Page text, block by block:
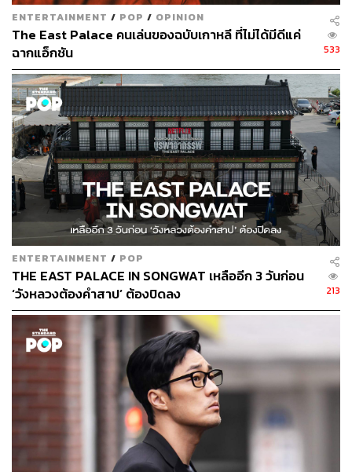
อันโกอึน สาวนักแฮ็กไปเริ่มงานใหม่เป็นตำรวจ ซึ่งในช่วงเปิด
อีพีแรกๆ คงมีการย้อนเหตุการณ์ให้ได้รู้กันว่า เหตุใดเธอจึงไป
สวมเครื่องแบบตำรวจ และเธอจะกลับมาร่วมทีมแท็กซี่สายรุ้ง
อีกครั้งหรือไม่
รถแท็กซี่ใน Taxi Driver 2 รุ่นไหน แบรนด์อะไร?
Taxi Driver 2เปิดตัวโปสเตอร์แรกด้วยภาพรถแท็กซี่สีดำ
Hyundai Dynasty ที่ใช้ในการถ่ายทำซีซัน 1 เช่นเคย แต่ที่น่า
สนใจก็คือ ในซีซัน 2 จะมีการใช้รถยนต์รุ่น Hyundai
Genesis ร่วมด้วย (Hyundai Dynasty เป็นรถยนต์ในปี 1996
และ Hyundai Genesis เป็นรถยนต์ในปี 2008)
นักเขียนคนเดิมที่กลับมาใหม่
Taxi Driver ในซีซันแรก ถ้ายังจำกันได้นับตั้งแต่อีพี 11-16 ได้
มีการเปลี่ยนตัวนักเขียนบท จากนักเขียนโอซังโฮ ไปเป็นนัก
เขียนอีจีฮยอน เนื่องจากความคิดเห็นที่แตกต่างกัน แต่ถึง
อย่างนั้นก็ไม่ได้สร้างผลกระทบให้กับเรื่องราว ทั้งยังทำเรตติ้ง
ทั่วประเทศได้สูงสุด 16% ซึ่งในซีรีส์Taxi Driver
2 นักเขียนโอ
ซังโฮจะเป็นนักเขียนหลักตลอดซีซัน
ส่วนต่อขยายจากเว็บตูนสู่ซีรีส์
Taxi Driver
สร้างจากเว็บตูนที่มีชื่อว่า 모범택시 (โมบอมเท็
กชี) ผลงานของนักเขียนคาร์ลอส และนักวาดอีแจจิน เล่าเรื่อง
ราวของบริการแท็กซี่ลึกลับจากบริษัท Rainbow Taxi ที่จะ
ENTERTAINMENT / POP / OPINION
The East Palace คนเล่นของฉบับเกาหลี ที่ไม่ได้มีดีแค่
ฉากแอ็กชัน
533
ENTERTAINMENT / POP
THE EAST PALACE IN SONGWAT เหลืออีก 3 วันก่อน
‘วังหลวงต้องคำสาป’ ต้องปิดลง
213